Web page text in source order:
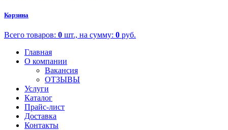
Корзина
Всего товаров: 0 шт., на сумму: 0 руб.
Главная
О компании
Вакансия
ОТЗЫВЫ
Услуги
Каталог
Прайс-лист
Доставка
Контакты